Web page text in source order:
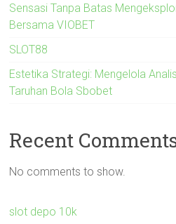
Sensasi Tanpa Batas
Bersama VIOBET
SLOT88
Estetika Strategi: Mengelola
Taruhan Bola Sbobet
Recent
No comments to show.
slot depo 10k